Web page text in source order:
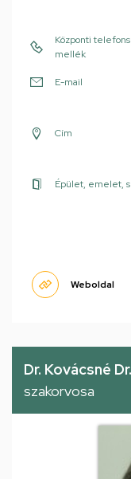
Központi
mellék
E-mail
Cím
Épület, emelet,
Weboldal
Dr. Kovácsné
szakorvosa